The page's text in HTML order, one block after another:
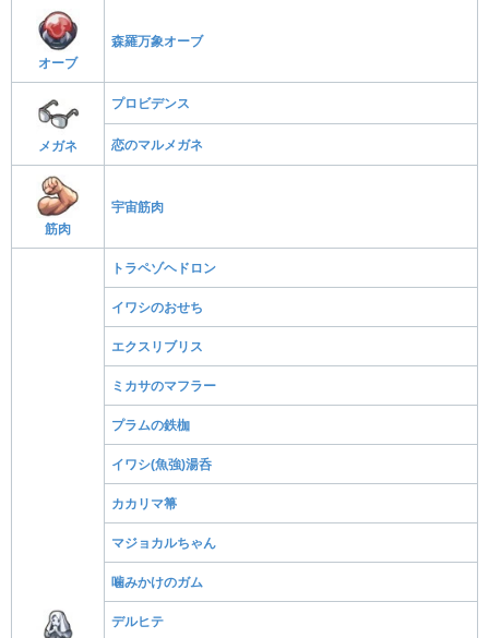
オーブ
森羅万象オーブ
メガネ
プロビデンス
恋のマルメガネ
筋肉
宇宙筋肉
トラペゾヘドロン
イワシのおせち
エクスリブリス
ミカサのマフラー
プラムの鉄枷
イワシ(魚強)湯呑
カカリマ箒
マジョカルちゃん
噛みかけのガム
デルヒテ